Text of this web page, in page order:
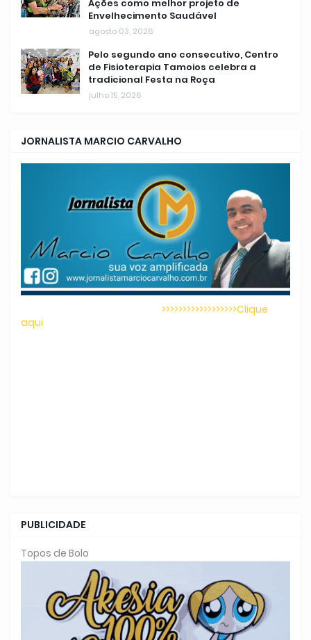
Ações como melhor projeto de
Envelhecimento Saudável
agosto 03, 2026
Pelo segundo ano consecutivo, Centro
de Fisioterapia Tamoios celebra a
tradicional Festa na Roça
julho 15, 2026
JORNALISTA MARCIO CARVALHO
>>>>>>>>>>>>>>>>>>Clique
aqui
PUBLICIDADE
Topos de Bolo